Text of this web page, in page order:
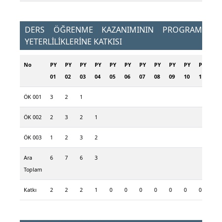
DERS ÖĞRENME KAZANIMININ PROGRAM
YETERLİLİKLERİNE KATKISI
No
PY
01
PY
02
PY
03
PY
04
PY
05
PY
06
PY
07
PY
08
PY
09
PY
10
PY
11
ÖK 001 3 2 1
ÖK 002 2 3 2 1
ÖK 003 1 2 3 2
Ara
Toplam
6 7 6 3
Katkı 2 2 2 1 0 0 0 0 0 0 0